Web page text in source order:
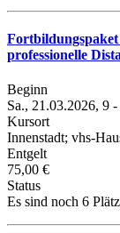
Fortbildungspaket
professionelle
Beginn
Sa., 21.03.2026, 9
Kursort
Innenstadt; vhs-
Entgelt
75,00 €
Status
Es sind noch 6